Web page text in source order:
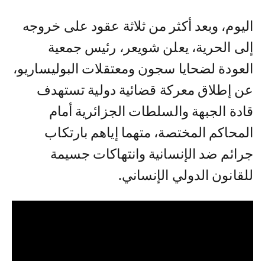
اليوم، وبعد أكثر من ثلاثة عقود على خروجه
إلى الحرية، يعلن شويعر، رئيس جمعية
العودة لضحايا سجون ومعتقلات البوليساريو،
عن إطلاق معركة قضائية دولية تستهدف
قادة الجبهة والسلطات الجزائرية أمام
المحاكم المختصة، متهما إياهم بارتكاب
جرائم ضد الإنسانية وانتهاكات جسيمة
للقانون الدولي الإنساني.